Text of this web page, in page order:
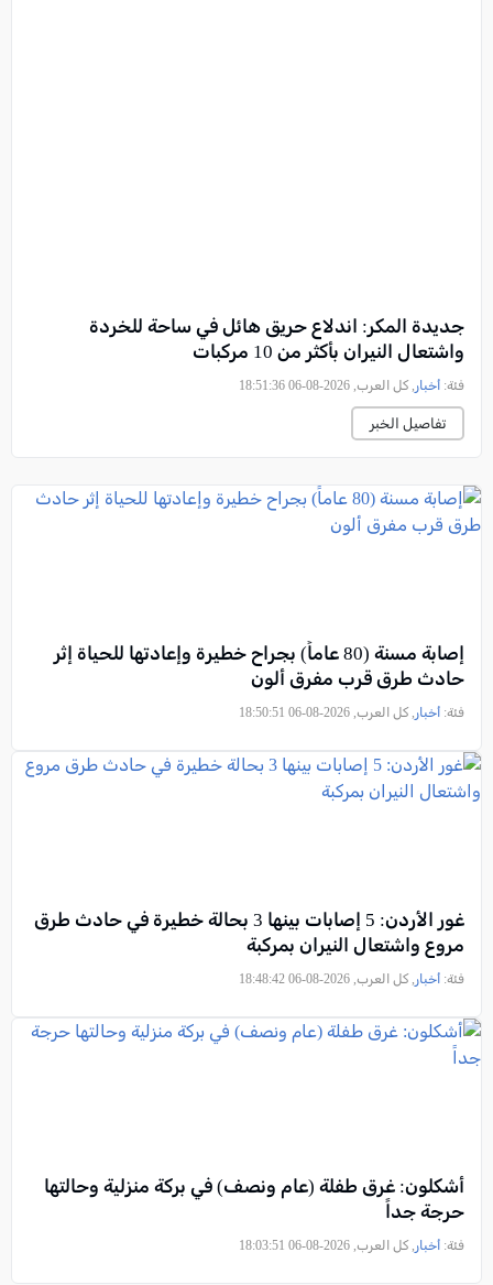
جديدة المكر: اندلاع حريق هائل في ساحة للخردة
واشتعال النيران بأكثر من 10 مركبات
فئة: أخبار , كل العرب, 2026-08-06 18:51:36
تفاصيل الخبر
إصابة مسنة (80 عاماً) بجراح خطيرة وإعادتها للحياة إثر
حادث طرق قرب مفرق ألون
فئة: أخبار , كل العرب, 2026-08-06 18:50:51
غور الأردن: 5 إصابات بينها 3 بحالة خطيرة في حادث طرق
مروع واشتعال النيران بمركبة
فئة: أخبار , كل العرب, 2026-08-06 18:48:42
أشكلون: غرق طفلة (عام ونصف) في بركة منزلية وحالتها
حرجة جداً
فئة: أخبار , كل العرب, 2026-08-06 18:03:51